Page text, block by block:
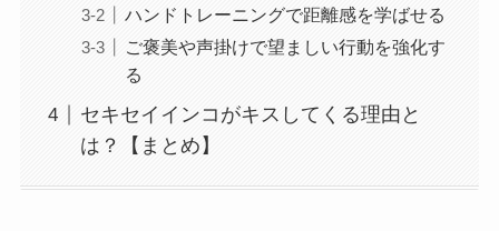
ハンドトレーニングで距離感を学ばせる
ご褒美や声掛けで望ましい行動を強化す
る
セキセイインコがキスしてくる理由と
は？【まとめ】